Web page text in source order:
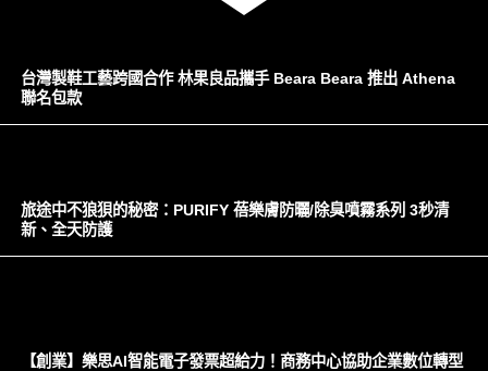
台灣製鞋工藝跨國合作 林果良品攜手 Beara Beara 推出 Athena
聯名包款
旅途中不狼狽的秘密：PURIFY 蓓樂膚防曬/除臭噴霧系列 3秒清
新、全天防護
【創業】樂思AI智能電子發票超給力！商務中心協助企業數位轉型